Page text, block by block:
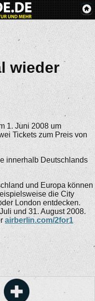
wieder
1. Juni 2008 um
Tickets zum Preis von
innerhalb Deutschlands
und Europa können
die City
London entdecken.
und 31. August 2008.
airberlin.com/2for1